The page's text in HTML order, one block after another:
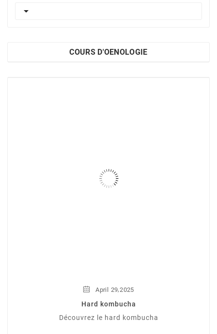

COURS D'OENOLOGIE
April 29,2025
Hard kombucha
Découvrez le hard kombucha